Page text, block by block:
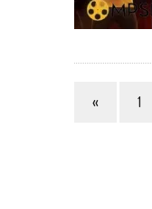
« 1